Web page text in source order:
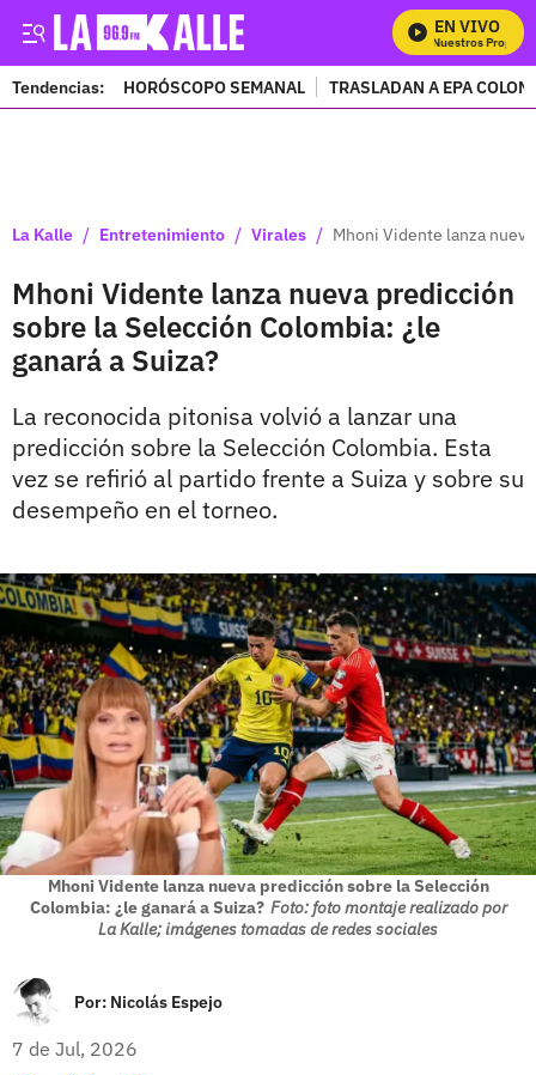
EN VIVO
Mira Todos Nuestros Programas
Tendencias: HORÓSCOPO SEMANAL TRASLADAN A EPA
La Kalle / Entretenimiento / Virales / Mhoni Vidente lanza
Mhoni Vidente lanza nueva predicción
sobre la Selección Colombia: ¿le
ganará a Suiza?
La reconocida pitonisa volvió a lanzar una
predicción sobre la Selección Colombia. Esta
vez se refirió al partido frente a Suiza y sobre su
desempeño en el torneo.
Mhoni Vidente lanza nueva predicción sobre la Selección
Colombia: ¿le ganará a Suiza? Foto: foto montaje realizado por
La Kalle; imágenes tomadas de redes sociales
Por: Nicolás Espejo
7 de Jul, 2026